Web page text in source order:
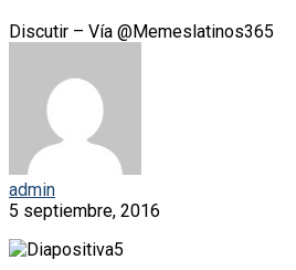
Discutir – Vía @Memeslatinos365
admin
5 septiembre, 2016